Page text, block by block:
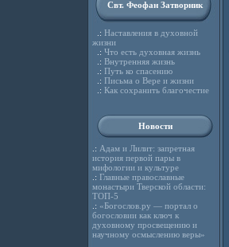
Свт. Феофан Затворник
.: Наставления в духовной
жизни
.: Что есть духовная жизнь
.: Внутренняя жизнь
.: Путь ко спасению
.: Письма о Вере и жизни
.: Как сохранить благочестие
Новости
.: Адам и Лилит: запретная
история первой пары в
мифологии и культуре
.: Главные православные
монастыри Тверской области:
ТОП-5
.: «Богослов.ру — портал о
богословии как ключ к
духовному просвещению и
научному осмыслению веры»